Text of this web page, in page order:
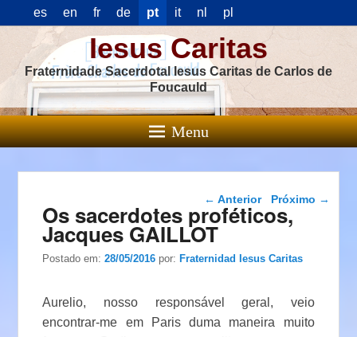
es en fr de pt it nl pl
Iesus Caritas
Fraternidade Sacerdotal Iesus Caritas de Carlos de
Foucauld
Menu
Navegação das
postagens
← Anterior Próximo →
Os sacerdotes proféticos,
Jacques GAILLOT
Postado em:28/05/2016 por:Fraternidad Iesus Caritas
Aurelio, nosso responsável geral, veio
encontrar-me em Paris duma maneira muito